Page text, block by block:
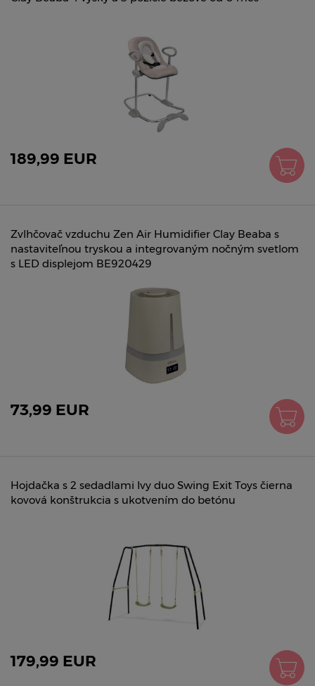
189,99 EUR
Zvlhčovač vzduchu Zen Air Humidifier Clay Beaba s
nastaviteľnou tryskou a integrovaným nočným svetlom
s LED displejom BE920429
73,99 EUR
Hojdačka s 2 sedadlami Ivy duo Swing Exit Toys čierna
kovová konštrukcia s ukotvením do betónu
179,99 EUR